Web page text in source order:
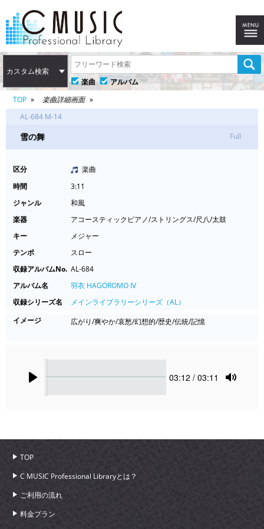
カスタム検索
楽曲
アルバム
TOP
楽曲詳細画面
AL-684 M-14
雪の舞 Full
区分
楽曲
時間
3:11
ジャンル
和風
楽器
アコースティックピアノ/ストリングス/尺八/太鼓
キー
メジャー
テンポ
スロー
収録アルバムNo. AL-684
アルバム名
羽衣 HAGOROMO IV
収録シリーズ名
メインライブラリーシリーズ（AL）
イメージ
広がり/爽やか/哀愁/幻想的/歴史/伝統/記憶
Current
03:12 / 03:11
TOP
C MUSIC Professional Libraryとは？
ご利用の流れ
料金プラン